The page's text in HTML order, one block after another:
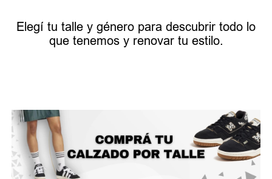
Elegí tu talle y género para descubrir todo lo
que tenemos y renovar tu estilo.